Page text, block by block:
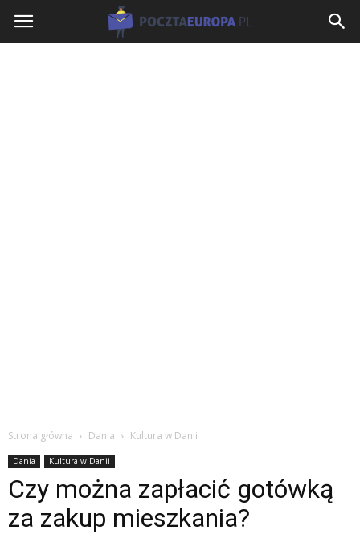
PocztaEuropa.pl
Strona główna Dania Kultura w Danii
Dania Kultura w Danii
Czy można zapłacić gotówką
za zakup mieszkania?